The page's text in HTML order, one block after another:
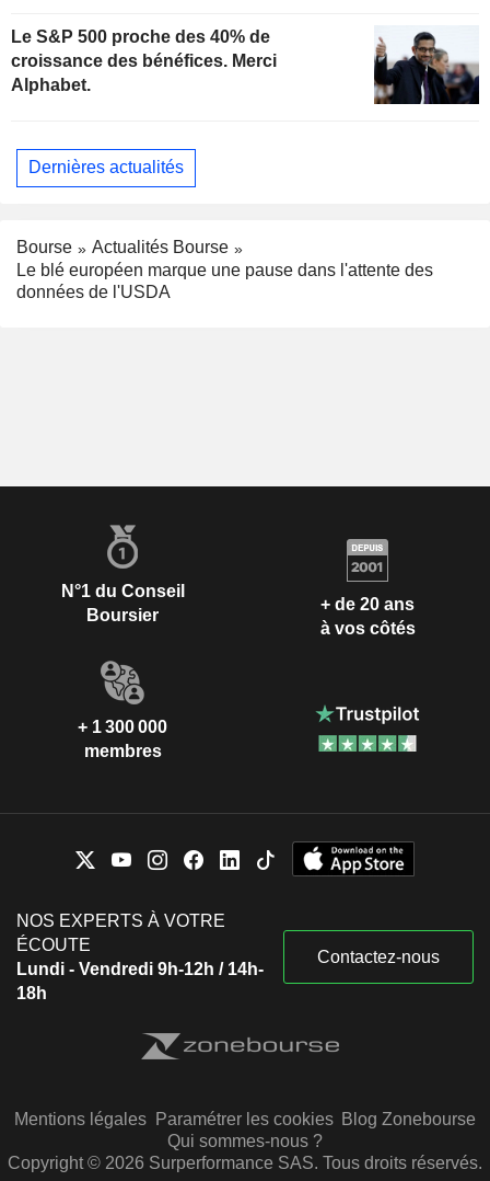
Le S&P 500 proche des 40% de
croissance des bénéfices. Merci
Alphabet.
Dernières actualités
Bourse
Actualités Bourse
Le blé européen marque une pause dans l'attente des
données de l'USDA
N°1 du Conseil
Boursier
+ de 20 ans
à vos côtés
+ 1 300 000
membres
NOS EXPERTS À VOTRE
ÉCOUTE
Lundi - Vendredi 9h-12h / 14h-
18h
Contactez-nous
Mentions légales Paramétrer les cookies Blog Zonebourse
Qui sommes-nous ?
Copyright © 2026 Surperformance SAS. Tous droits réservés.